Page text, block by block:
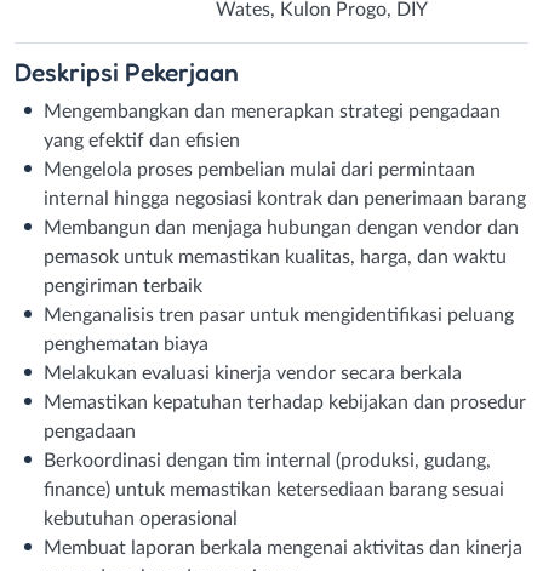
Wates, Kulon Progo, DIY
Deskripsi Pekerjaan
Mengembangkan dan menerapkan strategi pengadaan
yang efektif dan efisien
Mengelola proses pembelian mulai dari permintaan
internal hingga negosiasi kontrak dan penerimaan barang
Membangun dan menjaga hubungan dengan vendor dan
pemasok untuk memastikan kualitas, harga, dan waktu
pengiriman terbaik
Menganalisis tren pasar untuk mengidentifikasi peluang
penghematan biaya
Melakukan evaluasi kinerja vendor secara berkala
Memastikan kepatuhan terhadap kebijakan dan prosedur
pengadaan
Berkoordinasi dengan tim internal (produksi, gudang,
finance) untuk memastikan ketersediaan barang sesuai
kebutuhan operasional
Membuat laporan berkala mengenai aktivitas dan kinerja